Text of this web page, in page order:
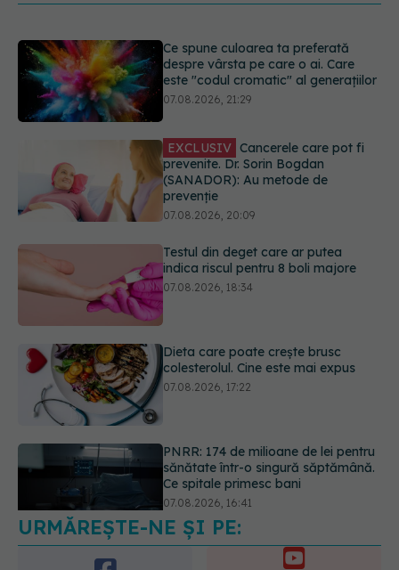
Ce spune culoarea ta preferată
despre vârsta pe care o ai. Care
este "codul cromatic" al generațiilor
07.08.2026, 21:29
EXCLUSIV Cancerele care pot fi
prevenite. Dr. Sorin Bogdan
(SANADOR): Au metode de
prevenție
07.08.2026, 20:09
Testul din deget care ar putea
indica riscul pentru 8 boli majore
07.08.2026, 18:34
Dieta care poate crește brusc
colesterolul. Cine este mai expus
07.08.2026, 17:22
PNRR: 174 de milioane de lei pentru
sănătate într-o singură săptămână.
Ce spitale primesc bani
07.08.2026, 16:41
URMĂREȘTE-NE ȘI PE: